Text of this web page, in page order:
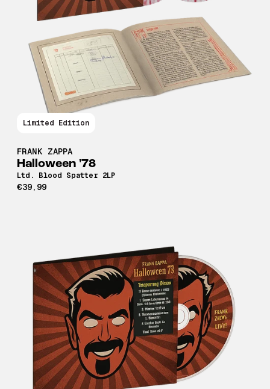
Limited Edition
FRANK ZAPPA
Halloween '78
Ltd. Blood Spatter 2LP
€39,99